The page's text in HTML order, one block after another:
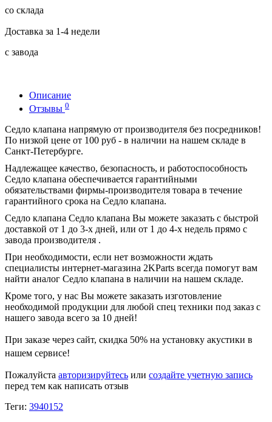
со склада
Доставка за 1-4 недели
с завода
Описание
Отзывы 0
Седло клапана напрямую от производителя без посредников!
По низкой цене от 100 руб - в наличии на нашем складе в
Санкт-Петербурге.
Надлежащее качество, безопасность, и работоспособность
Седло клапана обеспечивается гарантийными
обязательствами фирмы-производителя товара в течение
гарантийного срока на Седло клапана.
Седло клапана Седло клапана Вы можете заказать с быстрой
доставкой от 1 до 3-х дней, или от 1 до 4-х недель прямо с
завода производителя .
При необходимости, если нет возможности ждать
специалисты интернет-магазина 2KParts всегда помогут вам
найти аналог Седло клапана в наличии на нашем складе.
Кроме того, у нас Вы можете заказать изготовление
необходимой продукции для любой спец техники под заказ с
нашего завода всего за 10 дней!
При заказе через сайт, скидка 50% на установку акустики в
нашем сервисе!
Пожалуйста авторизируйтесь или создайте учетную запись
перед тем как написать отзыв
Теги: 3940152